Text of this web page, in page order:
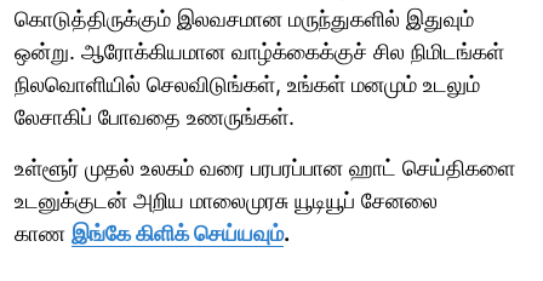
கொடுத்திருக்கும் இலவசமான மருந்துகளில் இதுவும்
ஒன்று. ஆரோக்கியமான வாழ்க்கைக்குச் சில நிமிடங்கள்
நிலவொளியில் செலவிடுங்கள், உங்கள் மனமும் உடலும்
லேசாகிப் போவதை உணருங்கள்.
உள்ளூர் முதல் உலகம் வரை பரபரப்பான ஹாட் செய்திகளை
உடனுக்குடன் அறிய மாலைமுரசு யூடியூப் சேனலை
காண இங்கே கிளிக் செய்யவும்.